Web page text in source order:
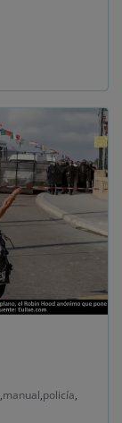
,manual,policía,